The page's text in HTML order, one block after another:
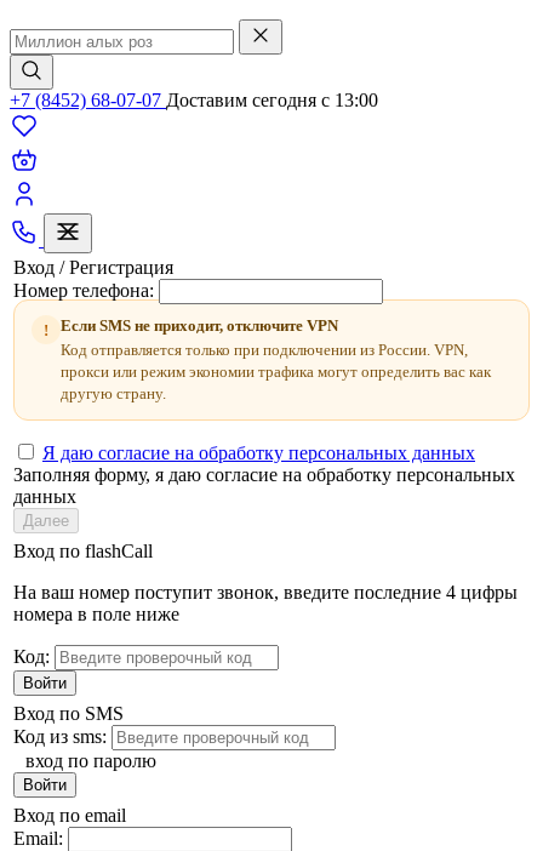
+7 (8452) 68-07-07 Доставим сегодня c 13:00
Вход / Регистрация
Номер телефона:
!
Если SMS не приходит, отключите VPN
Код отправляется только при подключении из России. VPN,
прокси или режим экономии трафика могут определить вас как
другую страну.
Я даю согласие на обработку персональных данных
Заполняя форму, я даю согласие на обработку персональных
данных
Далее
Вход по flashCall
На ваш номер поступит звонок, введите последние 4 цифры
номера в поле ниже
Код:
Войти
Вход по SMS
Код из sms:
вход по паролю
Войти
Вход по email
Email: